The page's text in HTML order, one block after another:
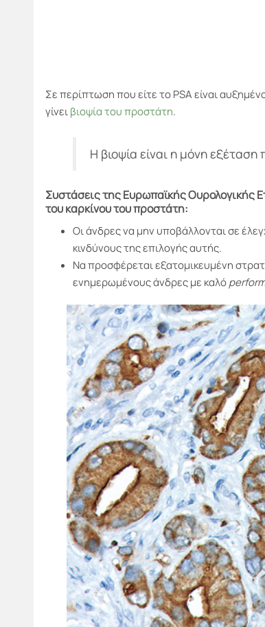
Σε περίπτωση που είτε το PSA είναι
γίνειβιοψία του προστάτη.
Η βιοψία είναι η μόνη
Συστάσεις της Ευρωπαϊκής Ουρολογικής
του καρκίνου του προστάτη:
Οι άνδρες να μην υποβάλλονται σε
κινδύνους της επιλογής αυτής.
Να προσφέρεται εξατομικευμένη
ενημερωμένους άνδρες με καλό